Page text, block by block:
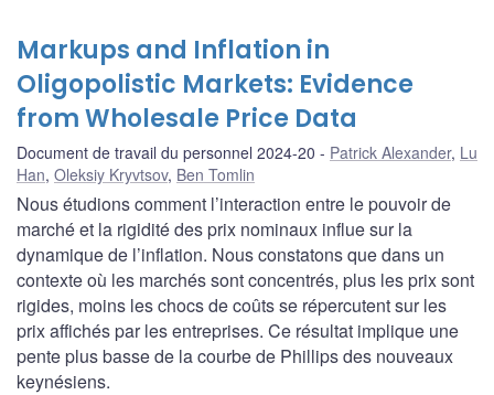
Markups and Inflation in
Oligopolistic Markets: Evidence
from Wholesale Price Data
Document de travail du personnel 2024-20 Patrick Alexander, Lu
Han, Oleksiy Kryvtsov, Ben Tomlin
Nous étudions comment l’interaction entre le pouvoir de
marché et la rigidité des prix nominaux influe sur la
dynamique de l’inflation. Nous constatons que dans un
contexte où les marchés sont concentrés, plus les prix sont
rigides, moins les chocs de coûts se répercutent sur les
prix affichés par les entreprises. Ce résultat implique une
pente plus basse de la courbe de Phillips des nouveaux
keynésiens.